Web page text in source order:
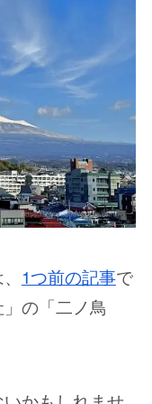
1つ前の記事で
の「二ノ鳥